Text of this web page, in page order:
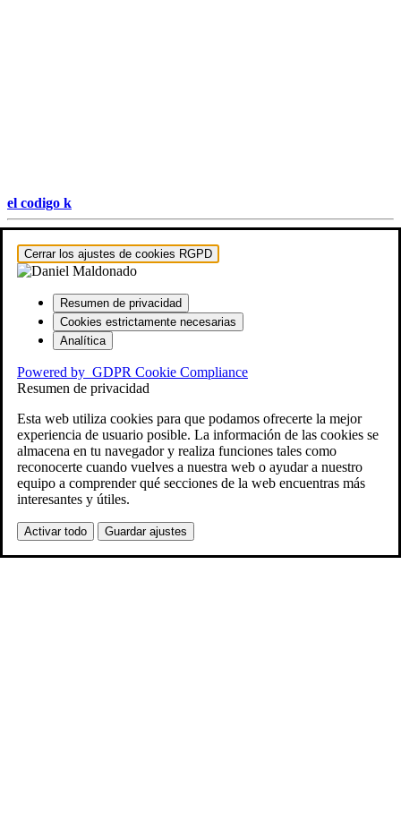
el codigo k
Hestia | Desarrollado porThemeIsle
Cerrar los ajustes de cookies RGPD
Resumen de privacidad
Cookies estrictamente necesarias
Analítica
Powered by GDPR Cookie Compliance
Resumen de privacidad
Esta web utiliza cookies para que podamos ofrecerte la mejor
experiencia de usuario posible. La información de las cookies se
almacena en tu navegador y realiza funciones tales como
reconocerte cuando vuelves a nuestra web o ayudar a nuestro
equipo a comprender qué secciones de la web encuentras más
interesantes y útiles.
Activar todo Guardar ajustes